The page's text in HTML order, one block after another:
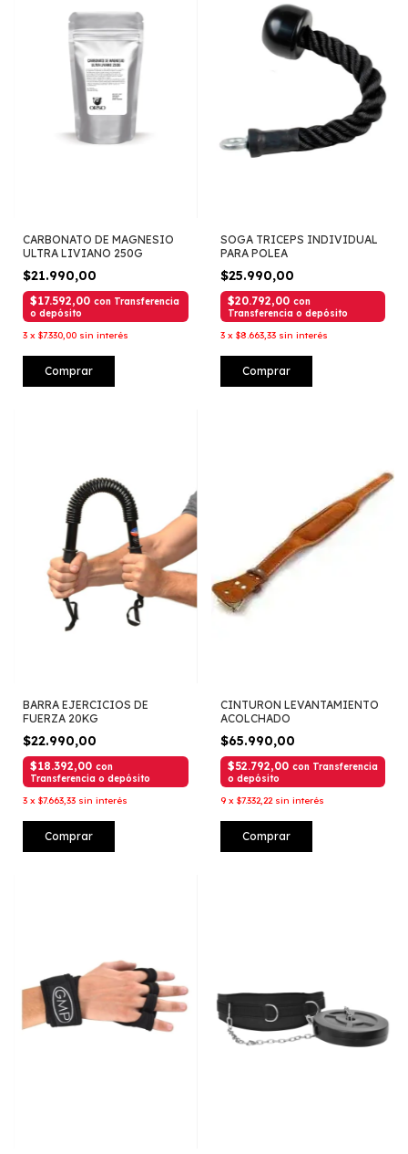
CARBONATO DE MAGNESIO
ULTRA LIVIANO 250G
$21.990,00
$17.592,00 con Transferencia
o depósito
3 x $7.330,00 sin interés
Comprar
SOGA TRICEPS INDIVIDUAL
PARA POLEA
$25.990,00
$20.792,00 con
Transferencia o depósito
3 x $8.663,33 sin interés
Comprar
BARRA EJERCICIOS DE
FUERZA 20KG
$22.990,00
$18.392,00 con
Transferencia o depósito
3 x $7.663,33 sin interés
Comprar
CINTURON LEVANTAMIENTO
ACOLCHADO
$65.990,00
$52.792,00 con Transferencia
o depósito
9 x $7.332,22 sin interés
Comprar